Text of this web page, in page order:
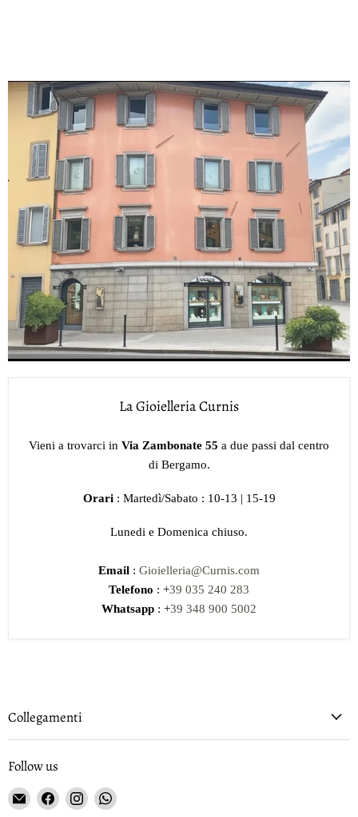
La Gioielleria Curnis
Vieni a trovarci in Via Zambonate 55 a due passi dal centro
di Bergamo.
Orari : Martedì/Sabato : 10-13 | 15-19
Lunedi e Domenica chiuso.
Email : Gioielleria@Curnis.com
Telefono : +39 035 240 283
Whatsapp : +39 348 900 5002
Collegamenti
Follow us
Email
Gioielleria
Find
Find
Find